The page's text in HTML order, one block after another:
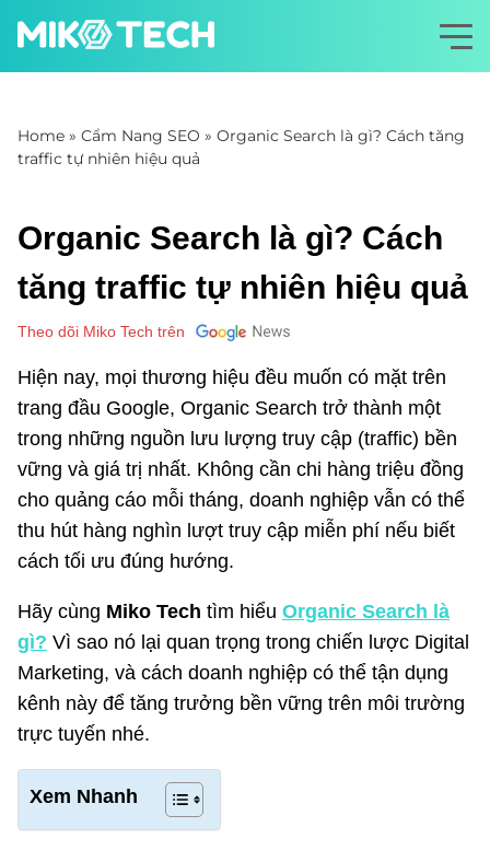
Home » Cẩm Nang SEO » Organic Search là gì? Cách tăng
traffic tự nhiên hiệu quả
Organic Search là gì? Cách
tăng traffic tự nhiên hiệu quả
Theo dõi Miko Tech trên
Hiện nay, mọi thương hiệu đều muốn có mặt trên
trang đầu Google, Organic Search trở thành một
trong những nguồn lưu lượng truy cập (traffic) bền
vững và giá trị nhất. Không cần chi hàng triệu đồng
cho quảng cáo mỗi tháng, doanh nghiệp vẫn có thể
thu hút hàng nghìn lượt truy cập miễn phí nếu biết
cách tối ưu đúng hướng.
Hãy cùng Miko Tech tìm hiểu Organic Search là
gì? Vì sao nó lại quan trọng trong chiến lược Digital
Marketing, và cách doanh nghiệp có thể tận dụng
kênh này để tăng trưởng bền vững trên môi trường
trực tuyến nhé.
Xem Nhanh